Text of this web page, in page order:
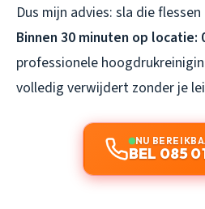
Dus mijn advies: sla die
Binnen 30 minuten op locatie:
professionele
volledig verwijdert zonder je
NU
BEL 085